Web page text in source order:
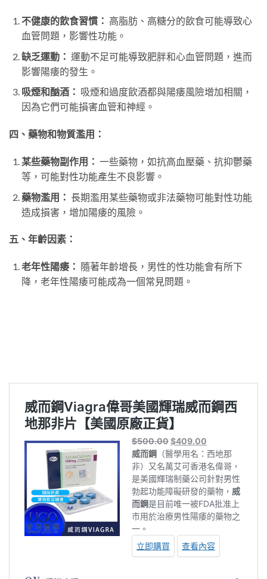
不健康的飲食習慣： 高脂肪、高糖分的飲食可能導致心
血管問題，影響性功能。
缺乏運動： 運動不足可能導致肥胖和心血管問題，進而
影響陽痿的發生。
吸煙和酗酒： 吸煙和過度飲酒都與陽痿風險增加相關，
因為它們可能損害血管和神經。
四、藥物和物質濫用：
某些藥物副作用： 一些藥物，如抗高血壓藥、抗抑鬱藥
等，可能對性功能產生不良影響。
藥物濫用： 長期濫用某些藥物或非法藥物可能對性功能
造成損害，增加陽痿的風險。
五、年齡因素：
老年性陽痿： 隨著年齡增長，男性的性功能會有所下
降，老年性陽痿可能成為一個常見問題。